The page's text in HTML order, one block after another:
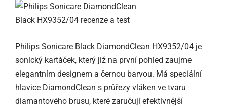
Philips Sonicare Black DiamondClean HX9352/04 je
sonický kartáček, který již na první pohled zaujme
elegantním designem a černou barvou. Má speciální
hlavice DiamondClean s průřezy vláken ve tvaru
diamantového brusu, které zaručují efektivnější